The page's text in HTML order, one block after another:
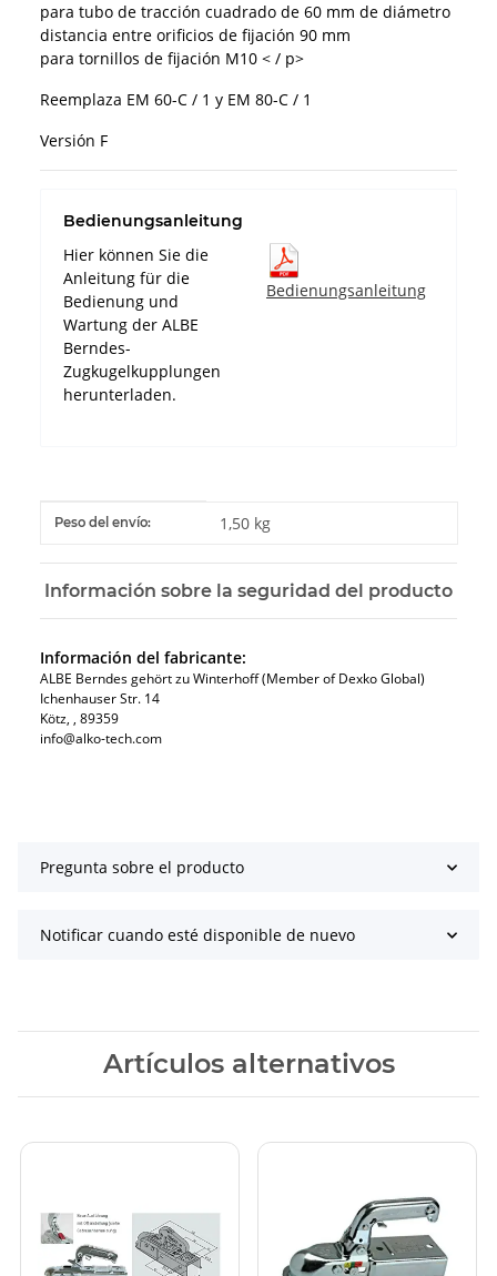
para tubo de tracción cuadrado de 60 mm de diámetro
distancia entre orificios de fijación 90 mm
para tornillos de fijación M10 < / p>
Reemplaza EM 60-C / 1 y EM 80-C / 1
Versión F
Bedienungsanleitung
Hier können Sie die
Anleitung für die
Bedienung und
Wartung der ALBE
Berndes-
Zugkugelkupplungen
herunterladen.
Bedienungsanleitung
#productDetails.itemInformation#
#productDetails.itemValue#
Peso del envío: 1,50 kg
Información sobre la seguridad del producto
Información del fabricante:
ALBE Berndes gehört zu Winterhoff (Member of Dexko Global)
Ichenhauser Str. 14
Kötz​, , 89359
info@alko-tech.com
Pregunta sobre el producto
Notificar cuando esté disponible de nuevo
Artículos alternativos